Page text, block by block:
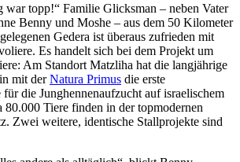
war topp!“ Familie Glicksman – neben Vater
Benny und Moshe – aus dem 50 Kilometer
Gedera ist überaus zufrieden mit
Es handelt sich bei dem Projekt um
Am Standort Matzliha hat die langjährige
mit derNatura Primus die erste
die Junghennenaufzucht auf israelischem
Tiere finden in der topmodernen
Zwei weitere, identische Stallprojekte sind